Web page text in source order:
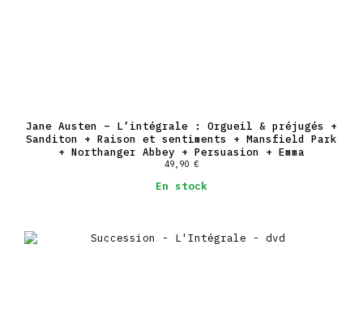
Jane Austen – L’intégrale : Orgueil & préjugés +
Sanditon + Raison et sentiments + Mansfield Park
+ Northanger Abbey + Persuasion + Emma
49,90 €
En stock